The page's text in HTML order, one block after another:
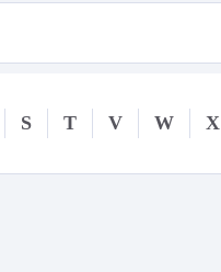
S T V W X